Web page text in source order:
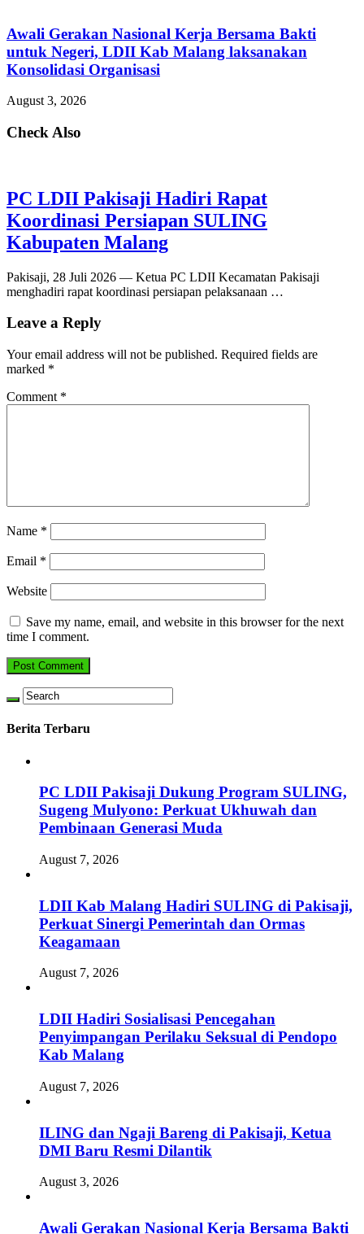
Awali Gerakan Nasional Kerja Bersama Bakti
untuk Negeri, LDII Kab Malang laksanakan
Konsolidasi Organisasi
August 3, 2026
Check Also
PC LDII Pakisaji Hadiri Rapat
Koordinasi Persiapan SULING
Kabupaten Malang
Pakisaji, 28 Juli 2026 — Ketua PC LDII Kecamatan Pakisaji
menghadiri rapat koordinasi persiapan pelaksanaan …
Leave a Reply
Your email address will not be published. Required fields are
marked *
Comment *
Name *
Email *
Website
Save my name, email, and website in this browser for the next
time I comment.
Berita Terbaru
PC LDII Pakisaji Dukung Program SULING,
Sugeng Mulyono: Perkuat Ukhuwah dan
Pembinaan Generasi Muda
August 7, 2026
LDII Kab Malang Hadiri SULING di Pakisaji,
Perkuat Sinergi Pemerintah dan Ormas
Keagamaan
August 7, 2026
LDII Hadiri Sosialisasi Pencegahan
Penyimpangan Perilaku Seksual di Pendopo
Kab Malang
August 7, 2026
ILING dan Ngaji Bareng di Pakisaji, Ketua
DMI Baru Resmi Dilantik
August 3, 2026
Awali Gerakan Nasional Kerja Bersama Bakti